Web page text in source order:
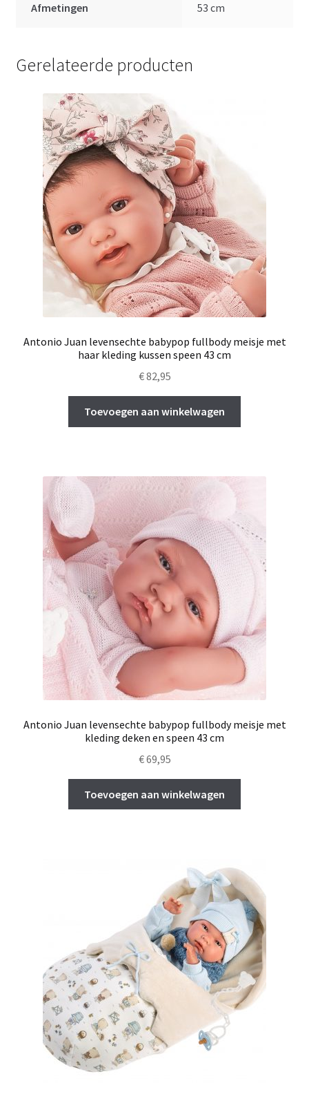
Afmetingen 53 cm
Gerelateerde producten
Antonio Juan levensechte babypop fullbody meisje met
haar kleding kussen speen 43 cm
€82,95
Toevoegen aan winkelwagen
Antonio Juan levensechte babypop fullbody meisje met
kleding deken en speen 43 cm
€69,95
Toevoegen aan winkelwagen